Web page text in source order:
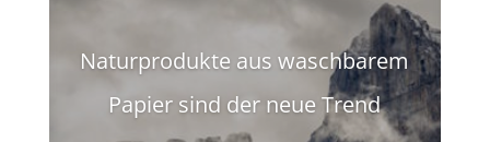
Snap-Pap oder Papyr?